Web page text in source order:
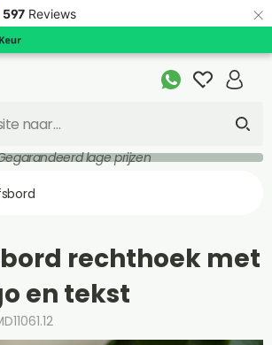
597 Reviews ×
lage prijzen
rechthoek met
en tekst